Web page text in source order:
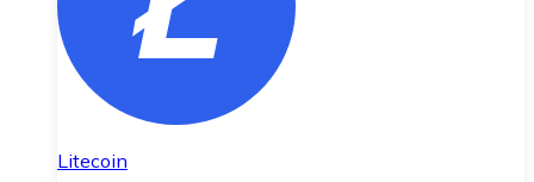
Litecoin